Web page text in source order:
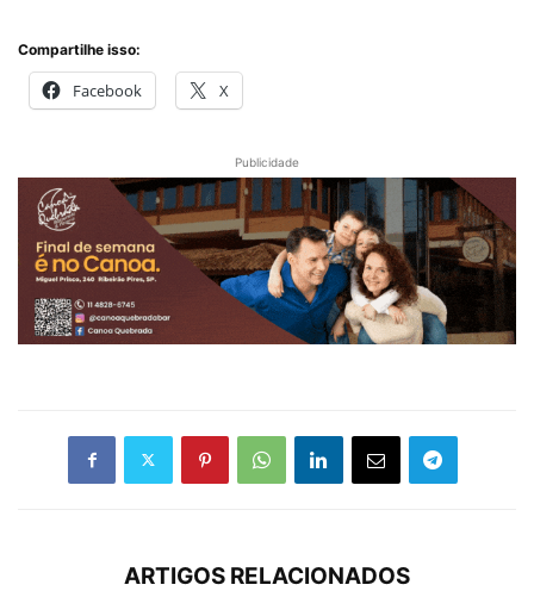
Compartilhe isso:
Facebook X
Publicidade
ARTIGOS RELACIONADOS